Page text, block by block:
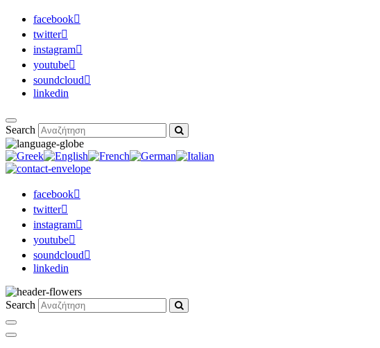
facebook
twitter
instagram
youtube
soundcloud
linkedin
Search
facebook
twitter
instagram
youtube
soundcloud
linkedin
Search